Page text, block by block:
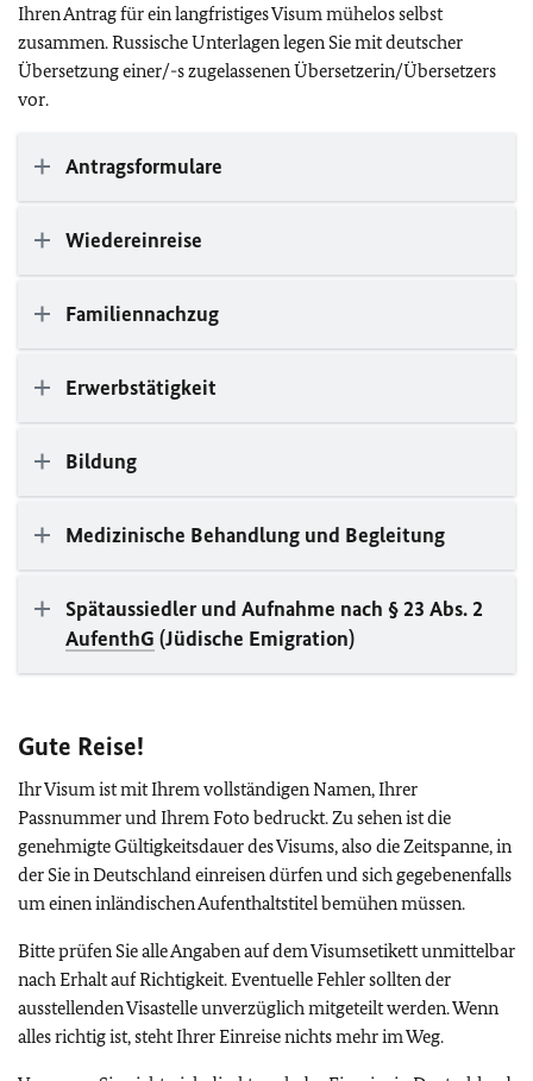
Ihren Antrag für ein langfristiges Visum mühelos selbst
zusammen. Russische Unterlagen legen Sie mit deutscher
Übersetzung einer/-s zugelassenen Übersetzerin/Übersetzers
vor.
Antragsformulare
Wiedereinreise
Familiennachzug
Erwerbstätigkeit
Bildung
Medizinische Behandlung und Begleitung
Spätaussiedler und Aufnahme nach § 23 Abs. 2
AufenthG (Jüdische Emigration)
Gute Reise!
Ihr Visum ist mit Ihrem vollständigen Namen, Ihrer
Passnummer und Ihrem Foto bedruckt. Zu sehen ist die
genehmigte Gültigkeitsdauer des Visums, also die Zeitspanne, in
der Sie in Deutschland einreisen dürfen und sich gegebenenfalls
um einen inländischen Aufenthaltstitel bemühen müssen.
Bitte prüfen Sie alle Angaben auf dem Visumsetikett unmittelbar
nach Erhalt auf Richtigkeit. Eventuelle Fehler sollten der
ausstellenden Visastelle unverzüglich mitgeteilt werden. Wenn
alles richtig ist, steht Ihrer Einreise nichts mehr im Weg.